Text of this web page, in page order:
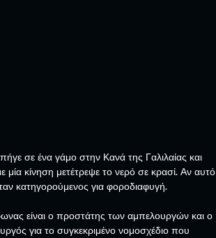
σε ένα γάμο στην Κανά της Γαλιλαίας και
μία κίνηση μετέτρεψε το νερό σε κρασί. Αν αυτό
κατηγορούμενος για φοροδιαφυγή.
είναι ο προστάτης των αμπελουργών και ο
για το συγκεκριμένο νομοσχέδιο που